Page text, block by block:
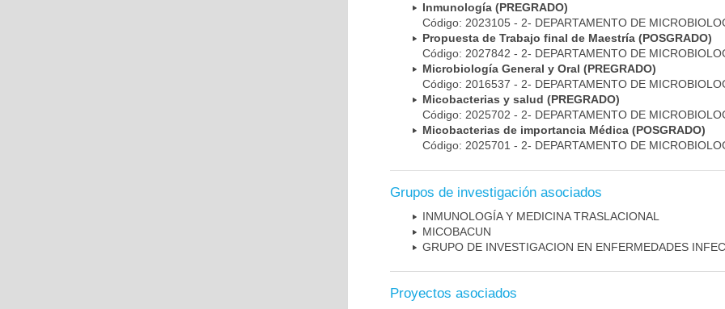
Inmunología (PREGRADO)
Código: 2023105 - 2- DEPARTAMENTO DE
Propuesta de Trabajo final de Maestría (POSGRADO)
Código: 2027842 - 2- DEPARTAMENTO DE
Microbiología General y Oral (PREGRADO)
Código: 2016537 - 2- DEPARTAMENTO DE
Micobacterias y salud (PREGRADO)
Código: 2025702 - 2- DEPARTAMENTO DE
Micobacterias de importancia Médica (POSGRADO)
Código: 2025701 - 2- DEPARTAMENTO DE
Grupos de investigación asociados
INMUNOLOGÍA Y MEDICINA TRASLACIONAL
MICOBAC­UN
GRUPO DE INVESTIGACION EN ENFERMEDADES
Proyectos asociados